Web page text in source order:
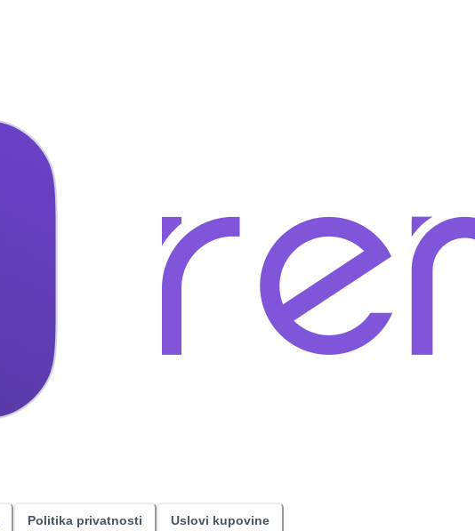
Politika privatnosti Uslovi kupovine